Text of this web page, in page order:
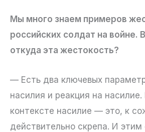
Мы много знаем примеров
российских солдат на войне.
откуда эта жестокость?
— Есть два ключевых
насилия и реакция на
контексте насилие — это, к
действительно скрепа. И